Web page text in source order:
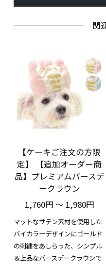
関
【ケーキご注文の方限
定】 【追加オーダー商
品】プレミアムバースデ
ークラウン
1,760円 ～ 1,980円
マットなサテン素材を使用した
バイカラーデザインにゴールド
の刺繍をあしらった、シンプル
＆上品なバースデークラウンで